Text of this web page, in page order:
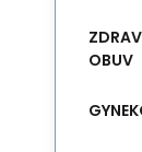
OBUV